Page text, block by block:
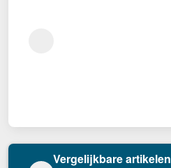
Vergelijkbare artikelen